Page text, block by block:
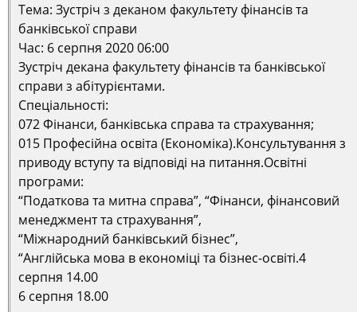
Тема: Зустріч з деканом факультету фінансів та
банківської справи
Час: 6 серпня 2020 06:00
Зустріч декана факультету фінансів та банківської
справи з абітурієнтами.
Спеціальності:
072 Фінанси, банківська справа та страхування;
015 Професійна освіта (Економіка).Консультування з
приводу вступу та відповіді на питання.Освітні
програми:
“Податкова та митна справа”, “Фінанси, фінансовий
менеджмент та страхування”,
“Міжнародний банківський бізнес”,
“Англійська мова в економіці та бізнес-освіті.4
серпня 14.00
6 серпня 18.00